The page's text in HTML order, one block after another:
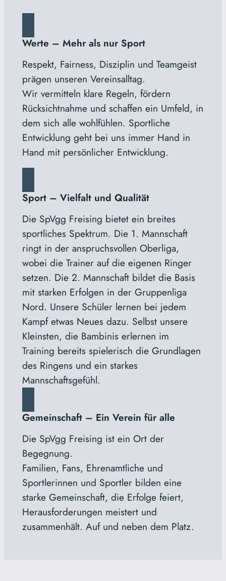
Werte – Mehr als nur Sport
Respekt, Fairness, Disziplin und Teamgeist
prägen unseren Vereinsalltag.
Wir vermitteln klare Regeln, fördern
Rücksichtnahme und schaffen ein Umfeld, in
dem sich alle wohlfühlen. Sportliche
Entwicklung geht bei uns immer Hand in
Hand mit persönlicher Entwicklung.
Sport – Vielfalt und Qualität
Die SpVgg Freising bietet ein breites
sportliches Spektrum. Die 1. Mannschaft
ringt in der anspruchsvollen Oberliga,
wobei die Trainer auf die eigenen Ringer
setzen. Die 2. Mannschaft bildet die Basis
mit starken Erfolgen in der Gruppenliga
Nord. Unsere Schüler lernen bei jedem
Kampf etwas Neues dazu. Selbst unsere
Kleinsten, die Bambinis erlernen im
Training bereits spielerisch die Grundlagen
des Ringens und ein starkes
Mannschaftsgefühl.
Gemeinschaft – Ein Verein für alle
Die SpVgg Freising ist ein Ort der
Begegnung.
Familien, Fans, Ehrenamtliche und
Sportlerinnen und Sportler bilden eine
starke Gemeinschaft, die Erfolge feiert,
Herausforderungen meistert und
zusammenhält. Auf und neben dem Platz.